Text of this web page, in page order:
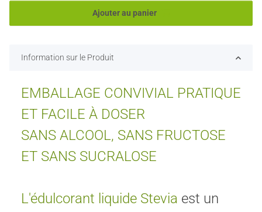
Ajouter au panier
Information sur le Produit
EMBALLAGE CONVIVIAL PRATIQUE
ET FACILE À DOSER
SANS ALCOOL, SANS FRUCTOSE
ET SANS SUCRALOSE
L'édulcorant liquide Stevia est un